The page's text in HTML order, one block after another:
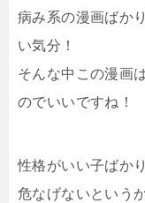
病み系の漫画ばか
い気分！
そんな中この漫画
のでいいですね！
性格がいい子ばか
危なげないという